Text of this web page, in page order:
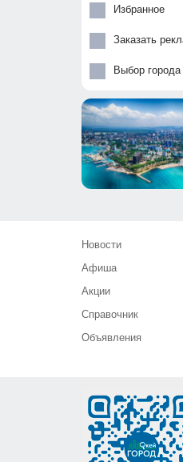
Избранное
Заказать
Выбор города
Новости
Афиша
Акции
Справочник
Объявления